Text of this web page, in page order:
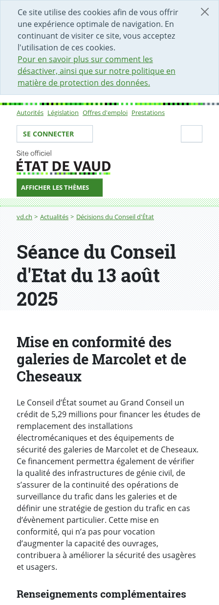
Ce site utilise des cookies afin de vous offrir
une expérience optimale de navigation. En
continuant de visiter ce site, vous acceptez
l'utilisation de ces cookies.
Pour en savoir plus sur comment les
désactiver, ainsi que sur notre politique en
matière de protection des données.
DÉBUT DU CONTENU DE LA PAGE
ACCÈS AU CHAMP DE RECHERCHE
PAGE D'ACCUEIL
FORMULAIRE DE CONTACT
Sous-navigation
Autorités Législation Offres d'emploi Prestations
Votre identité
SE CONNECTER
AFFICHER LES THÈMES
Fil d'Ariane
vd.ch Actualités Décisions du Conseil d'État
Séance du Conseil
d'Etat du 13 août
2025
Mise en conformité des
galeries de Marcolet et de
Cheseaux
Le Conseil d’État soumet au Grand Conseil un
crédit de 5,29 millions pour financer les études de
remplacement des installations
électromécaniques et des équipements de
sécurité des galeries de Marcolet et de Cheseaux.
Ce financement permettra également de vérifier
la qualité des infrastructures de génie civil, de
s’assurer de la continuité des opérations de
surveillance du trafic dans les galeries et de
définir une stratégie de gestion du trafic en cas
d’évènement particulier. Cette mise en
conformité, qui n’a pas pour vocation
d’augmenter la capacité des ouvrages,
contribuera à améliorer la sécurité des usagères
et usagers.
Renseignements complémentaires